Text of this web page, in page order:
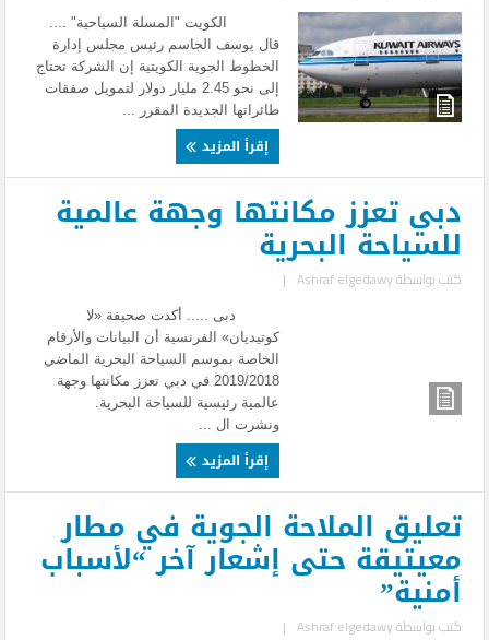
الكويت "المسلة السياحية" ....
قال يوسف الجاسم رئيس مجلس إدارة
الخطوط الجوية الكويتية إن الشركة تحتاج
إلى نحو 2.45 مليار دولار لتمويل صفقات
طائراتها الجديدة المقرر ...
إقرأ المزيد
دبي تعزز مكانتها وجهة عالمية
للسياحة البحرية
كتب بواسطةAshraf elgedawy
|
دبى ..... أكدت صحيفة «لا
كوتيديان» الفرنسية أن البيانات والأرقام
الخاصة بموسم السياحة البحرية الماضي
2018/‏‏2019 في دبي تعزز مكانتها وجهة
عالمية رئيسية للسياحة البحرية.
ونشرت ال ...
إقرأ المزيد
تعليق الملاحة الجوية في مطار
معيتيقة حتى إشعار آخر “لأسباب
أمنية”
كتب بواسطةAshraf elgedawy
|